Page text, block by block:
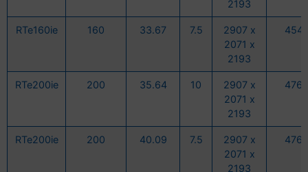
2193
RTe160ie 160 33.67 7.5
2907 x
2071 x
2193
RTe200ie 200 35.64 10
2907 x
2071 x
2193
4765
RTe200ie 200 40.09 7.5
2907 x
2071 x
2193
4765